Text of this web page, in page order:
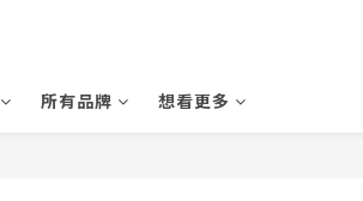
所有品牌 想看更多